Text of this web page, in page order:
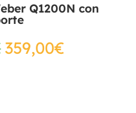
Q1200N con
359,00€